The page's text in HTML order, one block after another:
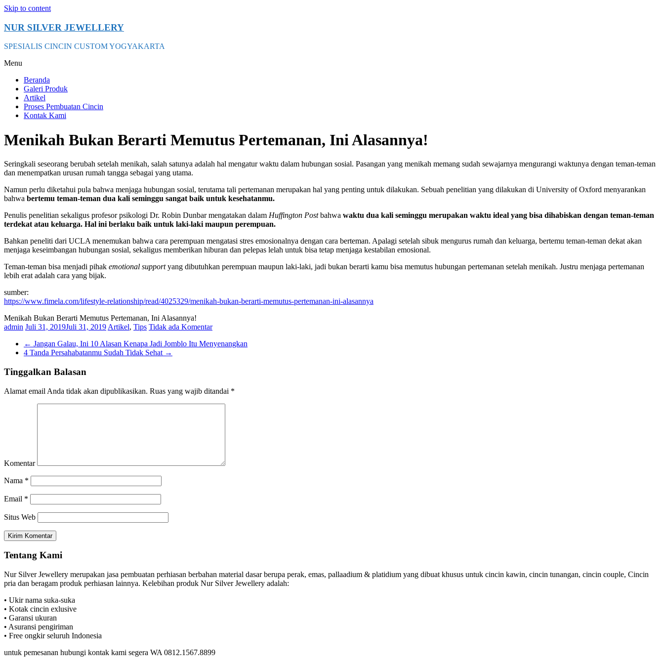
Skip to content
NUR SILVER JEWELLERY
SPESIALIS CINCIN CUSTOM YOGYAKARTA
Menu
Beranda
Galeri Produk
Artikel
Proses Pembuatan Cincin
Kontak Kami
Menikah Bukan Berarti Memutus Pertemanan, Ini Alasannya!
Seringkali seseorang berubah setelah menikah, salah satunya adalah hal mengatur waktu dalam hubungan sosial. Pasangan yang menikah memang sudah sewajarnya mengurangi waktunya dengan teman-teman
dan menempatkan urusan rumah tangga sebagai yang utama.
Namun perlu diketahui pula bahwa menjaga hubungan sosial, terutama tali pertemanan merupakan hal yang penting untuk dilakukan. Sebuah penelitian yang dilakukan di University of Oxford menyarankan
bahwa bertemu teman-teman dua kali seminggu sangat baik untuk kesehatanmu.
Penulis penelitian sekaligus profesor psikologi Dr. Robin Dunbar mengatakan dalam Huffington Postbahwa waktu dua kali seminggu merupakan waktu ideal yang bisa dihabiskan dengan teman-teman
terdekat atau keluarga. Hal ini berlaku baik untuk laki-laki maupun perempuan.
Bahkan peneliti dari UCLA menemukan bahwa cara perempuan mengatasi stres emosionalnya dengan cara berteman. Apalagi setelah sibuk mengurus rumah dan keluarga, bertemu teman-teman dekat akan
menjaga keseimbangan hubungan sosial, sekaligus memberikan hiburan dan pelepas lelah untuk bisa tetap menjaga kestabilan emosional.
Teman-teman bisa menjadi pihak emotional supportyang dibutuhkan perempuan maupun laki-laki, jadi bukan berarti kamu bisa memutus hubungan pertemanan setelah menikah. Justru menjaga pertemanan
lebih erat adalah cara yang bijak.
sumber:
https://www.fimela.com/lifestyle-relationship/read/4025329/menikah-bukan-berarti-memutus-pertemanan-ini-alasannya
Menikah Bukan Berarti Memutus Pertemanan, Ini Alasannya!
admin Juli 31, 2019Juli 31, 2019 Artikel, Tips Tidak ada Komentar
← Jangan Galau, Ini 10 Alasan Kenapa Jadi Jomblo Itu Menyenangkan
4 Tanda Persahabatanmu Sudah Tidak Sehat →
Tinggalkan Balasan
Alamat email Anda tidak akan dipublikasikan. Ruas yang wajib ditandai *
Komentar
Nama *
Email *
Situs Web
Tentang Kami
Nur Silver Jewellery merupakan jasa pembuatan perhiasan berbahan material dasar berupa perak, emas, pallaadium & platidium yang dibuat khusus untuk cincin kawin, cincin tunangan, cincin couple, Cincin
pria dan beragam produk perhiasan lainnya. Kelebihan produk Nur Silver Jewellery adalah:
• Ukir nama suka-suka
• Kotak cincin exlusive
• Garansi ukuran
• Asuransi pengiriman
• Free ongkir seluruh Indonesia
untuk pemesanan hubungi kontak kami segera WA 0812.1567.8899